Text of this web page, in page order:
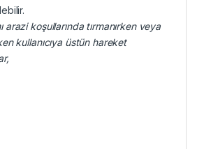
arazi koşullarında tırmanırken veya
kullanıcıya üstün hareket